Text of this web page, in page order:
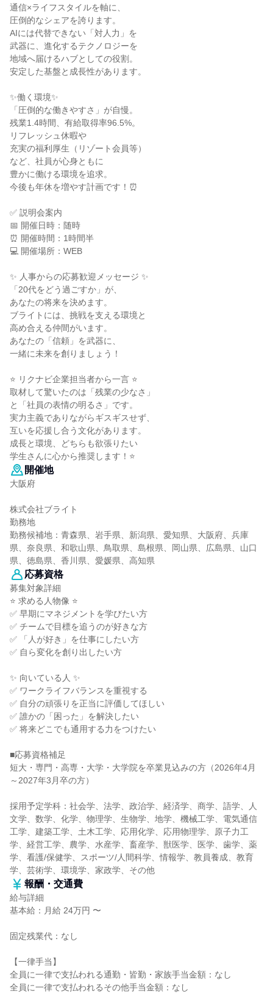
通信×ライフスタイルを軸に、
圧倒的なシェアを誇ります。
AIには代替できない「対人力」を
武器に、進化するテクノロジーを
地域へ届けるハブとしての役割。
安定した基盤と成長性があります。
✨働く環境✨
「圧倒的な働きやすさ」が自慢。
残業1.4時間、有給取得率96.5%。
リフレッシュ休暇や
充実の福利厚生（リゾート会員等）
など、社員が心身ともに
豊かに働ける環境を追求。
今後も年休を増やす計画です！⏰
✅ 説明会案内
📅 開催日時：随時
⏰ 開催時間：1時間半
💻 開催場所：WEB
✨ 人事からの応募歓迎メッセージ ✨
「20代をどう過ごすか」が、
あなたの将来を決めます。
ブライトには、挑戦を支える環境と
高め合える仲間がいます。
あなたの「信頼」を武器に、
一緒に未来を創りましょう！
⭐ リクナビ企業担当者から一言 ⭐
取材して驚いたのは「残業の少なさ」
と「社員の表情の明るさ」です。
実力主義でありながらギスギスせず、
互いを応援し合う文化があります。
成長と環境、どちらも欲張りたい
学生さんに心から推奨します！⭐
開催地
大阪府
株式会社ブライト
勤務地
勤務候補地：青森県、岩手県、新潟県、愛知県、大阪府、兵庫
県、奈良県、和歌山県、鳥取県、島根県、岡山県、広島県、山口
県、徳島県、香川県、愛媛県、高知県
応募資格
募集対象詳細
⭐ 求める人物像 ⭐
✅ 早期にマネジメントを学びたい方
✅ チームで目標を追うのが好きな方
✅ 「人が好き」を仕事にしたい方
✅ 自ら変化を創り出したい方
✨ 向いている人 ✨
✅ ワークライフバランスを重視する
✅ 自分の頑張りを正当に評価してほしい
✅ 誰かの「困った」を解決したい
✅ 将来どこでも通用する力をつけたい
■応募資格補足
短大・専門・高専・大学・大学院を卒業見込みの方（2026年4月
～2027年3月卒の方）
採用予定学科：社会学、法学、政治学、経済学、商学、語学、人
文学、数学、化学、物理学、生物学、地学、機械工学、電気通信
工学、建築工学、土木工学、応用化学、応用物理学、原子力工
学、経営工学、農学、水産学、畜産学、獣医学、医学、歯学、薬
学、看護/保健学、スポーツ/人間科学、情報学、教員養成、教育
学、芸術学、環境学、家政学、その他
報酬・交通費
給与詳細
基本給：月給 24万円 〜
固定残業代：なし
【一律手当】
全員に一律で支払われる通勤・皆勤・家族手当金額：なし
全員に一律で支払われるその他手当金額：なし